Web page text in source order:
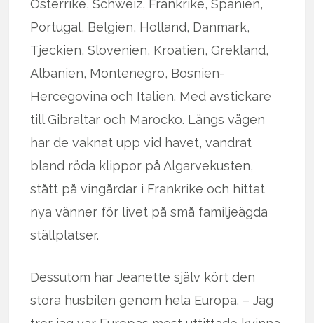
Österrike, Schweiz, Frankrike, Spanien,
Portugal, Belgien, Holland, Danmark,
Tjeckien, Slovenien, Kroatien, Grekland,
Albanien, Montenegro, Bosnien-
Hercegovina och Italien. Med avstickare
till Gibraltar och Marocko. Längs vägen
har de vaknat upp vid havet, vandrat
bland röda klippor på Algarvekusten,
stått på vingårdar i Frankrike och hittat
nya vänner för livet på små familjeägda
ställplatser.
Dessutom har Jeanette själv kört den
stora husbilen genom hela Europa. – Jag